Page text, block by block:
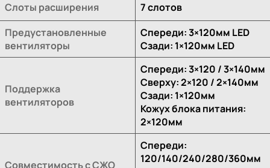
Слоты расширения
7 слотов
Предустановленные
вентиляторы
Спереди: 3×120мм LED
Сзади: 1×120мм LED
Поддержка
вентиляторов
Спереди: 3×120 / 3×140мм
Сверху: 2×120 / 2×140мм
Сзади: 1×120мм
Кожух блока питания:
2×120мм
Совместимость с СЖО
Спереди:
120/140/240/280/360мм